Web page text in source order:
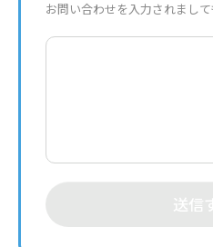
お問い合わせを入力されまし
送信